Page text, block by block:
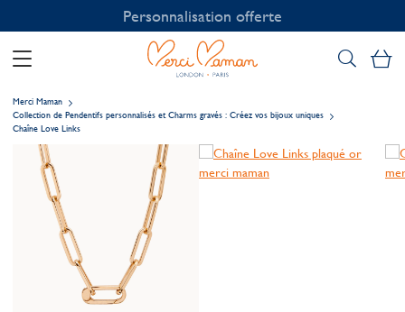
Personnalisation offerte
Merci Maman
Collection de Pendentifs personnalisés et Charms gravés : Créez vos bijoux uniques
Chaîne Love Links